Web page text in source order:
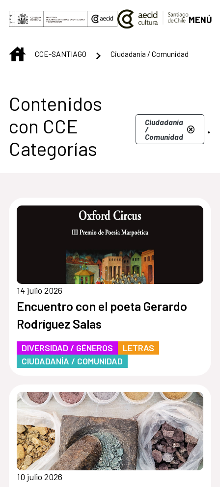
Saltar al contenido principal
MENÚ
INICIOCCE-SANTIAGO Ciudadanía / Comunidad
Centro Cultural de
Contenidos
con CCE
Categorías
Ciudadanía
/
Comunidad .
14 julio 2026
Encuentro con el poeta Gerardo
Rodríguez Salas
DIVERSIDAD / GÉNEROS
LETRAS
CIUDADANÍA / COMUNIDAD
10 julio 2026